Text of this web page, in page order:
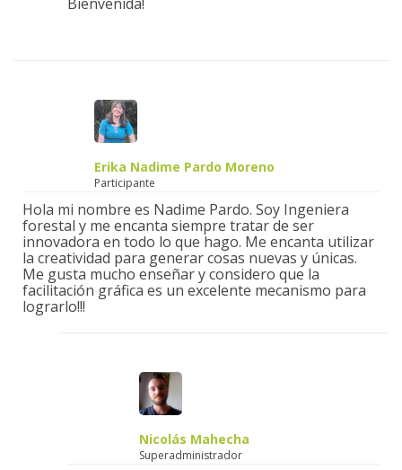
Erika Nadime Pardo Moreno
Participante
Hola mi nombre es Nadime Pardo. Soy Ingeniera
forestal y me encanta siempre tratar de ser
innovadora en todo lo que hago. Me encanta utilizar
la creatividad para generar cosas nuevas y únicas.
Me gusta mucho enseñar y considero que la
facilitación gráfica es un excelente mecanismo para
lograrlo!!!
Nicolás Mahecha
Superadministrador